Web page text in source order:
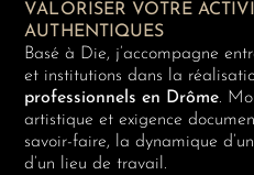
VALORISER VOTRE
AUTHENTIQUES
Basé à Die, j’accompagne
et institutions dans la
professionnels en Drôme.
artistique et exigence
savoir-faire, la dynamique
d’un lieu de travail.